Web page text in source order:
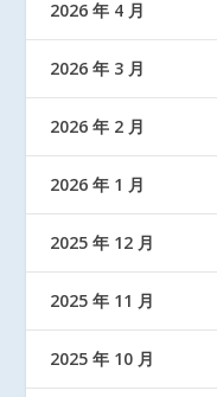
2026 年 4 月
2026 年 3 月
2026 年 2 月
2026 年 1 月
2025 年 12 月
2025 年 11 月
2025 年 10 月